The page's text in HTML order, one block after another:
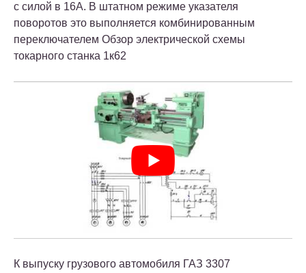
с силой в 16А. В штатном режиме указателя
поворотов это выполняется комбинированным
переключателем Обзор электрической схемы
токарного станка 1к62
К выпуску грузового автомобиля ГАЗ 3307